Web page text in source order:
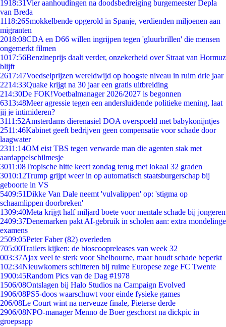
1918:31Vier aanhoudingen na doodsbedreiging burgemeester Depla
van Breda
1118:26Smokkelbende opgerold in Spanje, verdienden miljoenen aan
migranten
2018:08CDA en D66 willen ingrijpen tegen 'gluurbrillen' die mensen
ongemerkt filmen
1017:56Benzineprijs daalt verder, onzekerheid over Straat van Hormuz
blijft
2617:47Voedselprijzen wereldwijd op hoogste niveau in ruim drie jaar
2214:33Quake krijgt na 30 jaar een gratis uitbreiding
214:30De FOK!Voetbalmanager 2026/2027 is begonnen
6313:48Meer agressie tegen een andersluidende politieke mening, laat
jij je intimideren?
3111:52Amsterdams dierenasiel DOA overspoeld met babykonijntjes
2511:46Kabinet geeft bedrijven geen compensatie voor schade door
laagwater
2311:14OM eist TBS tegen verwarde man die agenten stak met
aardappelschilmesje
3011:08Tropische hitte keert zondag terug met lokaal 32 graden
3010:12Trump grijpt weer in op automatisch staatsburgerschap bij
geboorte in VS
5409:51Dikke Van Dale neemt 'vulvalippen' op: 'stigma op
schaamlippen doorbreken'
1309:40Meta krijgt half miljard boete voor mentale schade bij jongeren
2409:37Denemarken pakt AI-gebruik in scholen aan: extra mondelinge
examens
2509:05Peter Faber (82) overleden
705:00Trailers kijken: de bioscoopreleases van week 32
003:37Ajax veel te sterk voor Shelbourne, maar houdt schade beperkt
102:34Nieuwkomers schitteren bij ruime Europese zege FC Twente
1900:45Random Pics van de Dag #1978
1506/08Ontslagen bij Halo Studios na Campaign Evolved
1906/08PS5-doos waarschuwt voor einde fysieke games
206/08Le Court wint na nerveuze finale, Pieterse derde
2906/08NPO-manager Menno de Boer geschorst na dickpic in
groepsapp